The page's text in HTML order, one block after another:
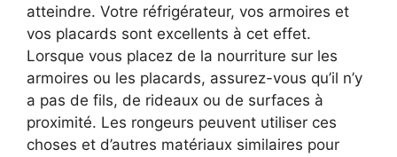
atteindre. Votre réfrigérateur, vos armoires et
vos placards sont excellents à cet effet.
Lorsque vous placez de la nourriture sur les
armoires ou les placards, assurez-vous qu’il n’y
a pas de fils, de rideaux ou de surfaces à
proximité. Les rongeurs peuvent utiliser ces
choses et d’autres matériaux similaires pour